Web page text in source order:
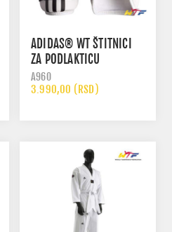
ADIDAS® WT ŠTITNICI
ZA PODLAKTICU
A960
3.990,00 (RSD)